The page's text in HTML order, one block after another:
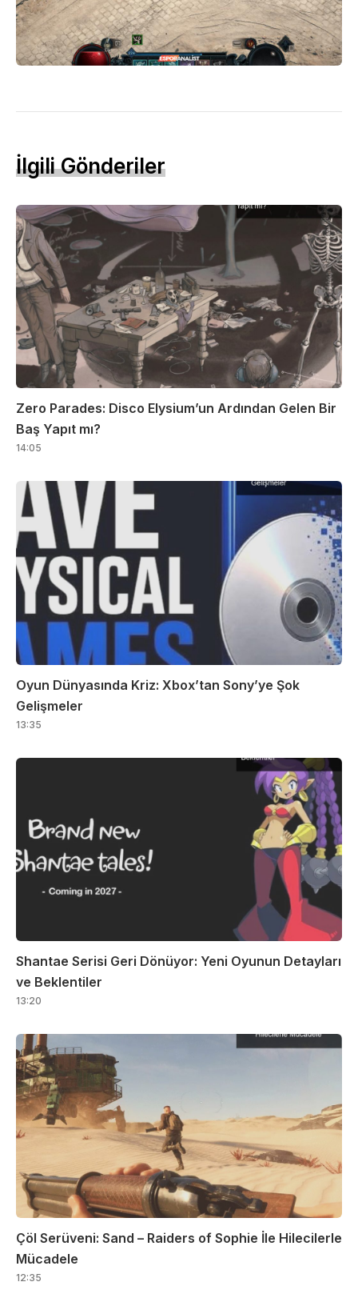
İlgili Gönderiler
Zero Parades: Disco Elysium’un Ardından Gelen Bir
Baş Yapıt mı?
14:05
Oyun Dünyasında Kriz: Xbox’tan Sony’ye Şok
Gelişmeler
13:35
Shantae Serisi Geri Dönüyor: Yeni Oyunun Detayları
ve Beklentiler
13:20
Çöl Serüveni: Sand – Raiders of Sophie İle Hilecilerle
Mücadele
12:35